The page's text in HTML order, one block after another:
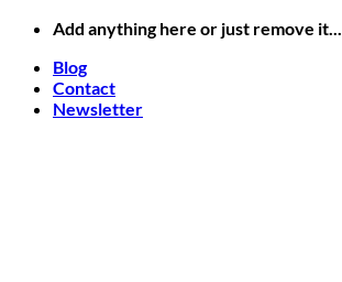
Skip
content
Add anything here or just remove it...
Blog
Contact
Newsletter